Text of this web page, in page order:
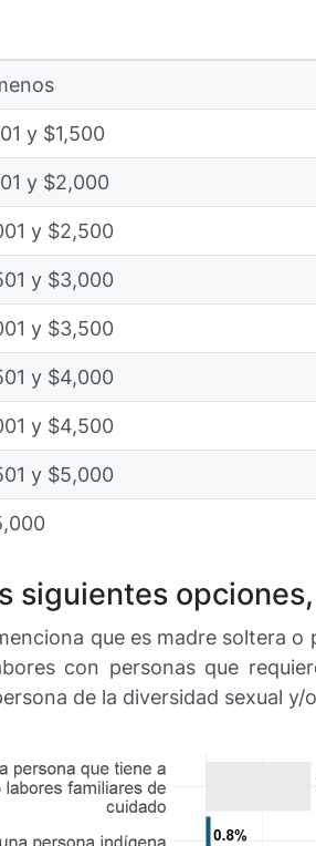
y $1,500
y $2,000
y $2,500
y $3,000
y $3,500
y $4,000
y $4,500
y $5,000
siguientes
que es madre soltera
con personas que
de la diversidad sexual y/